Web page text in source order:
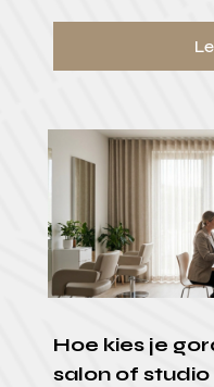
Hoe kies je
salon of